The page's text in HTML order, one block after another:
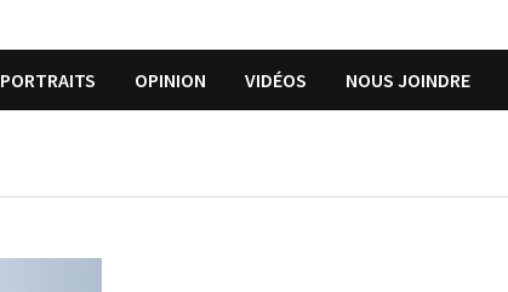
PORTRAITS OPINION VIDÉOS NOUS JOINDRE